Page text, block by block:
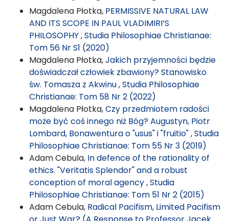
Magdalena Płotka, PERMISSIVE NATURAL LAW
AND ITS SCOPE IN PAUL VLADIMIRI’S
PHILOSOPHY,Studia Philosophiae Christianae:
Tom 56 Nr S1 (2020)
Magdalena Płotka,Jakich przyjemności będzie
doświadczał człowiek zbawiony? Stanowisko
św. Tomasza z Akwinu,Studia Philosophiae
Christianae: Tom 58 Nr 2 (2022)
Magdalena Płotka,Czy przedmiotem radości
może być coś innego niż Bóg? Augustyn, Piotr
Lombard, Bonawentura o "usus" i "fruitio",Studia
Philosophiae Christianae: Tom 55 Nr 3 (2019)
Adam Cebula, In defence of the rationality of
ethics. "Veritatis Splendor" and a robust
conception of moral agency,Studia
Philosophiae Christianae: Tom 51 Nr 2 (2015)
Adam Cebula, Radical Pacifism, Limited Pacifism